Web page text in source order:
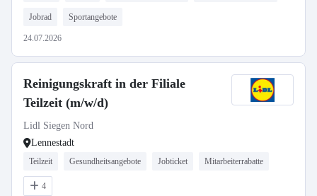
Jobrad Sportangebote
24.07.2026
Reinigungskraft in der Filiale
Teilzeit (m/w/d)
Lidl Siegen Nord
Lennestadt
Teilzeit Gesundheitsangebote Jobticket Mitarbeiterrabatte
4